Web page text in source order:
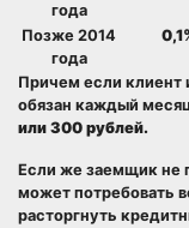
года
Позже 2014
года
Причем если клиент
обязан каждый
или 300 рублей.
Если же заемщик не
может потребовать
расторгнуть